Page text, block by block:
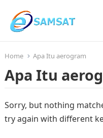
Home Apa Itu aerogram
Apa Itu
Sorry, but nothing
try again with different